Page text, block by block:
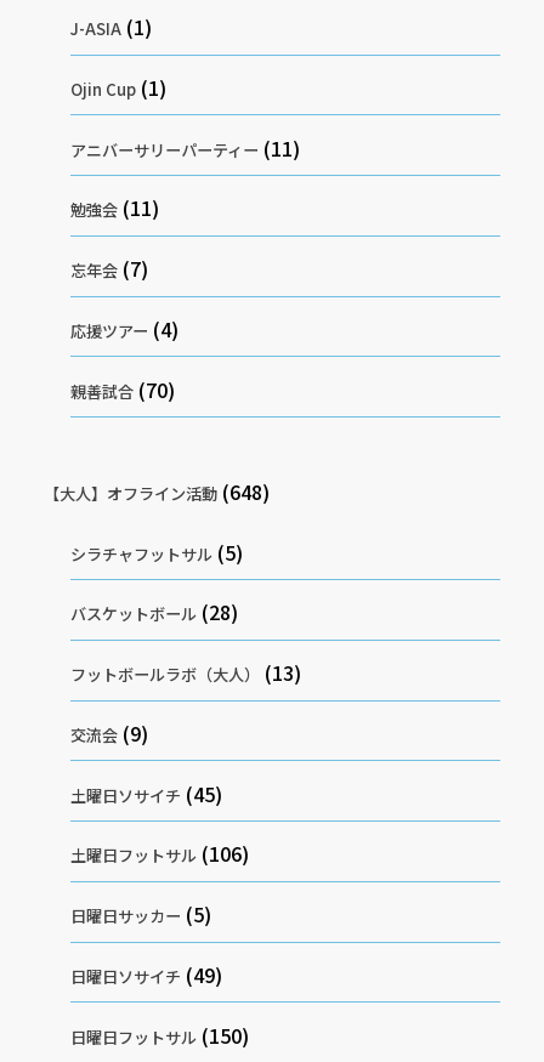
J-ASIA (1)
Ojin Cup (1)
アニバーサリーパーティー (11)
勉強会 (11)
忘年会 (7)
応援ツアー (4)
親善試合 (70)
【大人】オフライン活動(648)
シラチャフットサル (5)
バスケットボール (28)
フットボールラボ（大人） (13)
交流会 (9)
土曜日ソサイチ (45)
土曜日フットサル (106)
日曜日サッカー (5)
日曜日ソサイチ (49)
日曜日フットサル (150)